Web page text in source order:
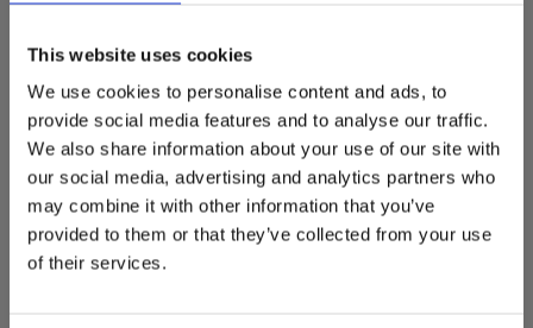
This website uses cookies
We use cookies to personalise content and ads, to
provide social media features and to analyse our traffic.
We also share information about your use of our site with
our social media, advertising and analytics partners who
may combine it with other information that you’ve
provided to them or that they’ve collected from your use
of their services.
Utan fäste
S40
S40 kryssfäste
Vridbart S40
Hittar du inte ditt fäste? Kontakta oss på 019 - 760 30 00 så